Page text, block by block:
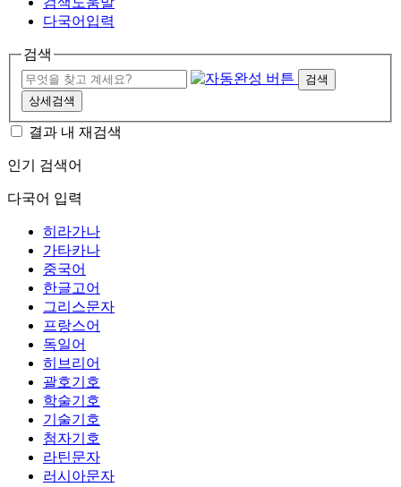
다국어입력
검색
검색
상세검색
결과 내 재검색
인기 검색어
다국어 입력
히라가나
가타카나
중국어
한글고어
그리스문자
프랑스어
독일어
히브리어
괄호기호
학술기호
기술기호
첨자기호
라틴문자
러시아문자